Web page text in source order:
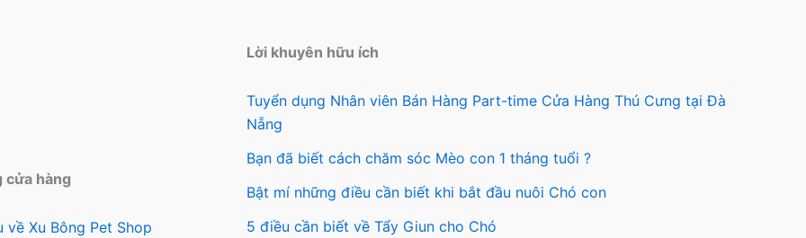
cửa hàng
về Xu Bông Pet Shop
Lời khuyên hữu ích
Tuyển dụng Nhân viên Bán Hàng Part-time Cửa Hàng Thú Cưng tại Đà
Nẵng
Bạn đã biết cách chăm sóc Mèo con 1 tháng tuổi ?
Bật mí những điều cần biết khi bắt đầu nuôi Chó con
5 điều cần biết về Tẩy Giun cho Chó